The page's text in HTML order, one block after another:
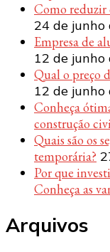
Como reduzir
24 de junho
Empresa de
12 de junho
Qual o preço
12 de junho
Conheça
construção
Quais são os
temporária?
Por que
Conheça as
Arquivos